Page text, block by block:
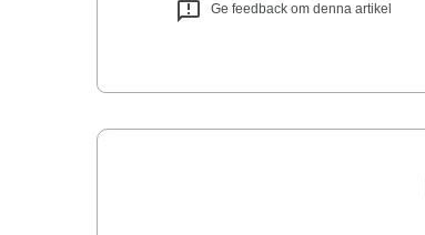
Ge feedback om denna artikel